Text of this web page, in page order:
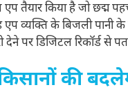
किया है जो छद्म
व्यक्ति के बिजली पानी
पर डिजिटल रिकॉर्ड से
की